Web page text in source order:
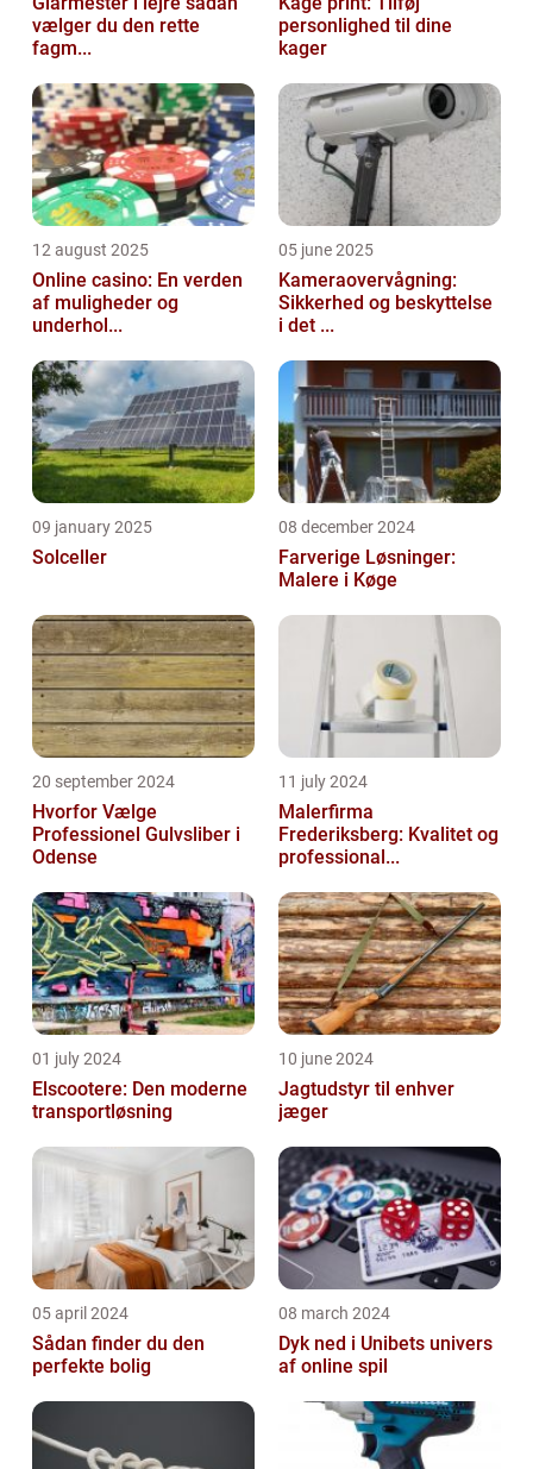
vælger du den rette
fagm...
personlighed til dine
kager
12 august 2025
Online casino: En verden
af muligheder og
underhol...
05 june 2025
Kameraovervågning:
Sikkerhed og beskyttelse
i det ...
09 january 2025
Solceller
08 december 2024
Farverige Løsninger:
Malere i Køge
20 september 2024
Hvorfor Vælge
Professionel Gulvsliber i
Odense
11 july 2024
Malerfirma
Frederiksberg: Kvalitet og
professional...
01 july 2024
Elscootere: Den moderne
transportløsning
10 june 2024
Jagtudstyr til enhver
jæger
05 april 2024
Sådan finder du den
perfekte bolig
08 march 2024
Dyk ned i Unibets univers
af online spil